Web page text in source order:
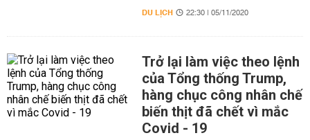
DU LỊCH 22:30 | 05/11/2020
Trở lại làm việc theo lệnh
của Tổng thống Trump,
hàng chục công nhân chế
biến thịt đã chết vì mắc
Covid - 19